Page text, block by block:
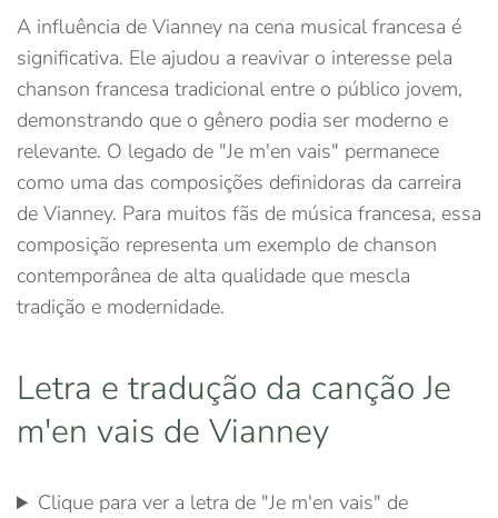
A influência de Vianney na cena musical francesa é
significativa. Ele ajudou a reavivar o interesse pela
chanson francesa tradicional entre o público jovem,
demonstrando que o gênero podia ser moderno e
relevante. O legado de "Je m'en vais" permanece
como uma das composições definidoras da carreira
de Vianney. Para muitos fãs de música francesa, essa
composição representa um exemplo de chanson
contemporânea de alta qualidade que mescla
tradição e modernidade.
Letra e tradução da canção Je
m'en vais de Vianney
Clique para ver a letra de "Je m'en vais" de